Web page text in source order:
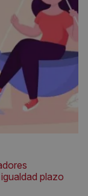
plazo